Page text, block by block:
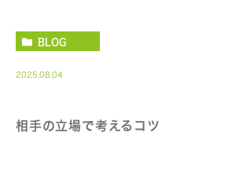
BLOG
2025.08.04
相手の立場で考えるコツ